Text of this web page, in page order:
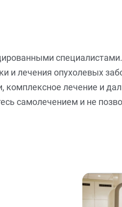
и лечения опухолевых
комплексное лечение и
самолечением и не